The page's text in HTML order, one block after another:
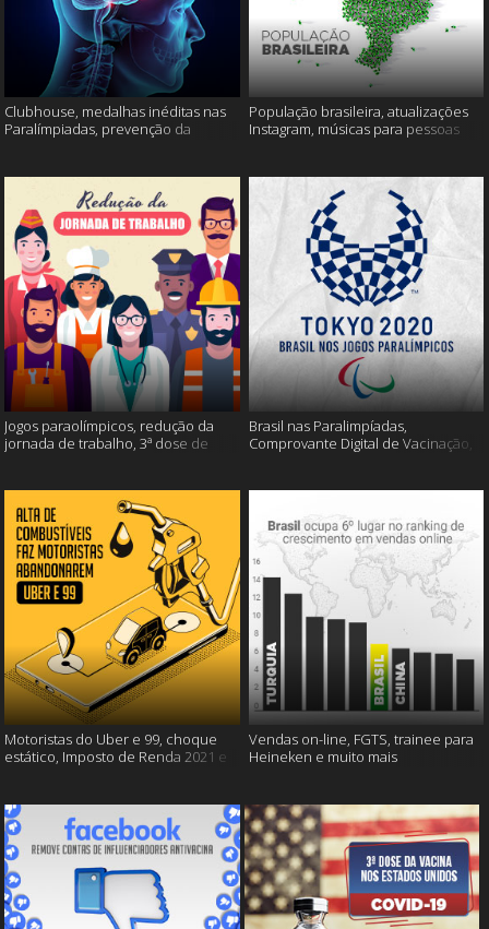
Clubhouse, medalhas inéditas nas
Paralímpiadas, prevenção da
População brasileira, atualizações
Instagram, músicas para pessoas
Jogos paraolímpicos, redução da
jornada de trabalho, 3ª dose de
Brasil nas Paralimpíadas,
Comprovante Digital de Vacinação,
Motoristas do Uber e 99, choque
estático, Imposto de Renda 2021 e
Vendas on-line, FGTS, trainee para
Heineken e muito mais